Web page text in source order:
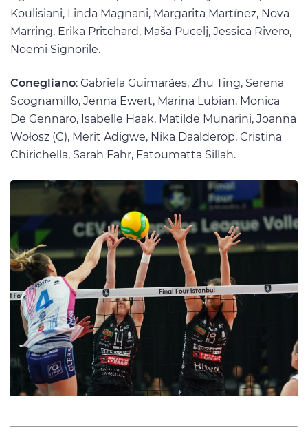
Koulisiani, Linda Magnani, Margarita Martínez, Nova
Marring, Erika Pritchard, Maša Pucelj, Jessica Rivero,
Noemi Signorile.
Conegliano: Gabriela Guimarães, Zhu Ting, Serena
Scognamillo, Jenna Ewert, Marina Lubian, Monica
De Gennaro, Isabelle Haak, Matilde Munarini, Joanna
Wołosz (C), Merit Adigwe, Nika Daalderop, Cristina
Chirichella, Sarah Fahr, Fatoumatta Sillah.